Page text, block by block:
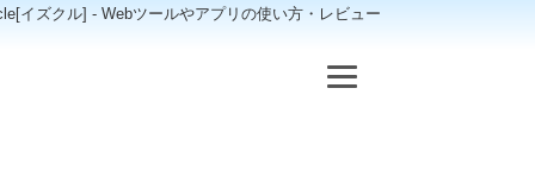
イズクル] - Webツールやアプリの使い方・レビュー